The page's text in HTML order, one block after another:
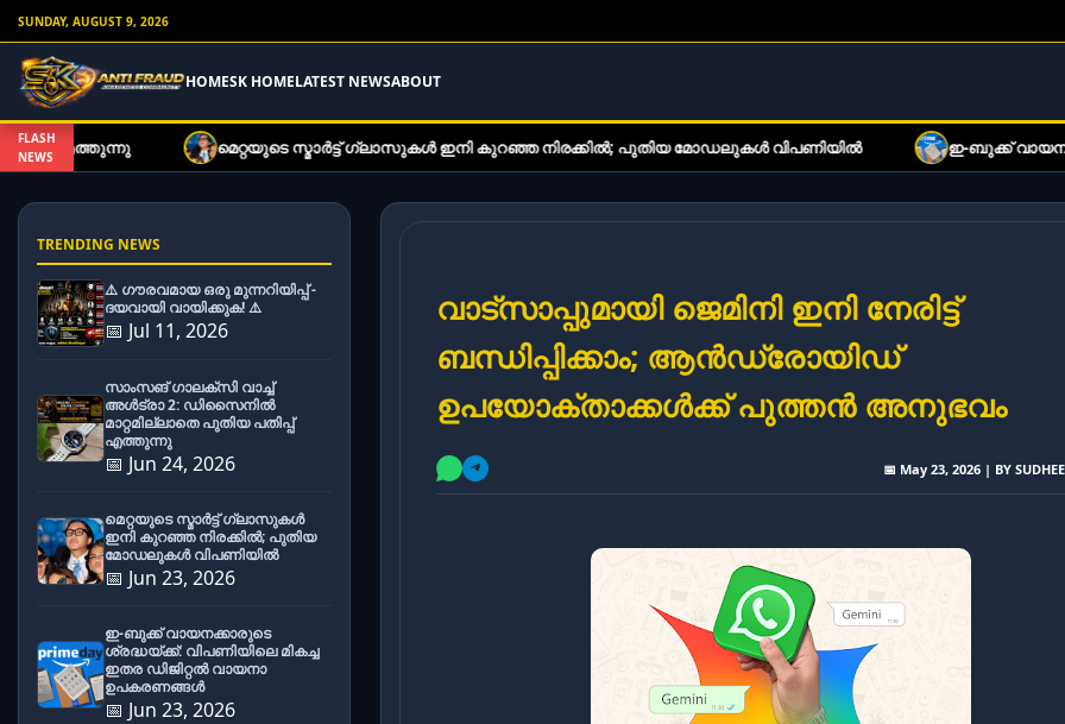
SUNDAY, AUGUST 9, 2026
HOMESK HOMELATEST NEWSABOUT
FLASH
NEWS
മെറ്റയുടെ സ്മാർട്ട് ഗ്ലാസുകൾ ഇനി കുറഞ്ഞ നിരക്കിൽ; പുതിയ മോഡലുകൾ വിപണിയിൽ ഇ-ബുക്ക് വായനക്കാരുടെ
TRENDING NEWS
⚠️ ഗൗരവമായ ഒരു മുന്നറിയിപ്പ് -
ദയവായി വായിക്കുക! ⚠️
📅 Jul 11, 2026
സാംസങ് ഗാലക്സി വാച്ച്
അൾട്രാ 2: ഡിസൈനിൽ
മാറ്റമില്ലാതെ പുതിയ പതിപ്പ്
എത്തുന്നു
📅 Jun 24, 2026
മെറ്റയുടെ സ്മാർട്ട് ഗ്ലാസുകൾ
ഇനി കുറഞ്ഞ നിരക്കിൽ; പുതിയ
മോഡലുകൾ വിപണിയിൽ
📅 Jun 23, 2026
ഇ-ബുക്ക് വായനക്കാരുടെ
ശ്രദ്ധയ്ക്ക്: വിപണിയിലെ മികച്ച
ഇതര ഡിജിറ്റൽ വായനാ
ഉപകരണങ്ങൾ
📅 Jun 23, 2026
വാട്സാപ്പുമായി ജെമിനി ഇനി നേരിട്ട്
ബന്ധിപ്പിക്കാം; ആൻഡ്രോയിഡ്
ഉപയോക്താക്കൾക്ക് പുത്തൻ അനുഭവം
📅 May 23, 2026 | BY